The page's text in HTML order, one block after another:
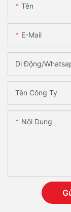
Tên
E-Mail
Di Động/
Tên Công Ty
Nội Dung